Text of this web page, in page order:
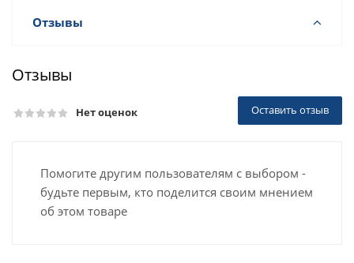
Отзывы
Отзывы
Нет оценок Оставить отзыв
Помогите другим пользователям с выбором -
будьте первым, кто поделится своим мнением
об этом товаре